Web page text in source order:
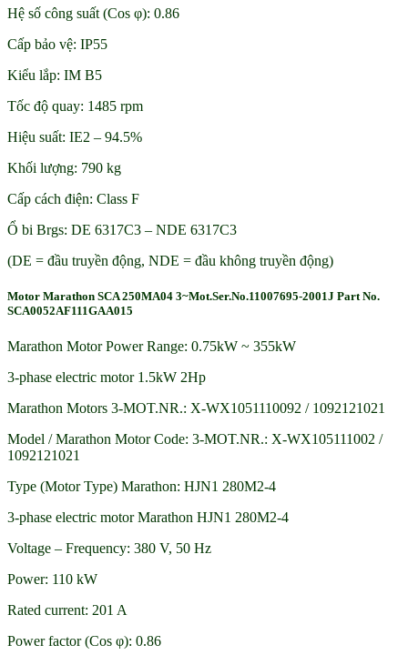
Hệ số công suất (Cos φ): 0.86
Cấp bảo vệ: IP55
Kiểu lắp: IM B5
Tốc độ quay: 1485 rpm
Hiệu suất: IE2 – 94.5%
Khối lượng: 790 kg
Cấp cách điện: Class F
Ổ bi Brgs: DE 6317C3 – NDE 6317C3
(DE = đầu truyền động, NDE = đầu không truyền động)
Motor Marathon SCA 250MA04 3~Mot.Ser.No.11007695-2001J Part No.
SCA0052AF111GAA015
Marathon Motor Power Range: 0.75kW ~ 355kW
3-phase electric motor 1.5kW 2Hp
Marathon Motors 3-MOT.NR.: X-WX1051110092 / 1092121021
Model / Marathon Motor Code: 3-MOT.NR.: X-WX105111002 /
1092121021
Type (Motor Type) Marathon: HJN1 280M2-4
3-phase electric motor Marathon HJN1 280M2-4
Voltage – Frequency: 380 V, 50 Hz
Power: 110 kW
Rated current: 201 A
Power factor (Cos φ): 0.86